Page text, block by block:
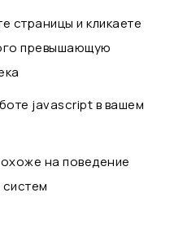
страницы и кликаете
превышающую
javascript в вашем
на поведение